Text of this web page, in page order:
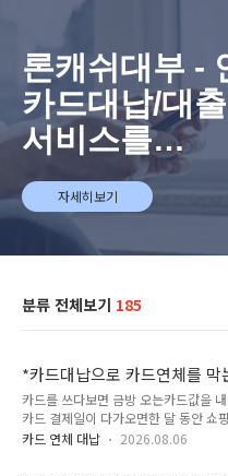
론캐쉬대부 -
카드대납/대출
서비스를
받아보세요
자세히보기
분류 전체보기 185
*카드대납으로 카드연체를 막
카드를 쓰다보면 금방 오는카드값을
카드 결제일이 다가오면한 달 동안 쇼
랴무턱대고 쓴 카드 결제 금액에놀라시
카드 연체 대납 2026.08.06